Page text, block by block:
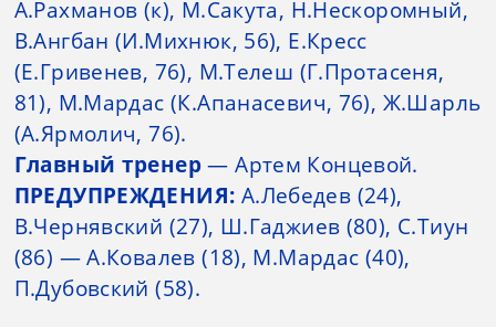
А.Рахманов (к), М.Сакута, Н.Нескоромный,
В.Ангбан (И.Михнюк, 56), Е.Кресс
(Е.Гривенев, 76), М.Телеш (Г.Протасеня,
81), М.Мардас (К.Апанасевич, 76), Ж.Шарль
(А.Ярмолич, 76).
Главный тренер— Артем Концевой.
ПРЕДУПРЕЖДЕНИЯ: А.Лебедев (24),
В.Чернявский (27), Ш.Гаджиев (80), С.Тиун
(86) — А.Ковалев (18), М.Мардас (40),
П.Дубовский (58).